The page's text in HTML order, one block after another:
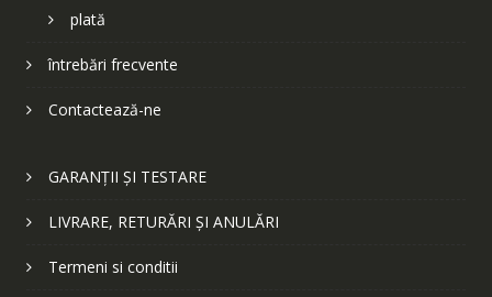
plată
întrebări frecvente
Contactează-ne
GARANȚII ȘI TESTARE
LIVRARE, RETURĂRI ȘI ANULĂRI
Termeni si conditii